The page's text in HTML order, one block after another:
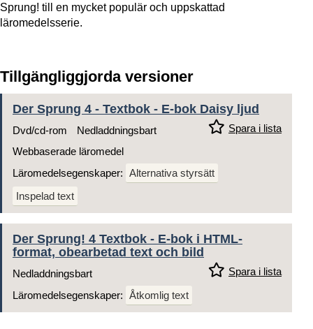
Sprung! till en mycket populär och uppskattad
läromedelsserie.
Tillgängliggjorda versioner
Der Sprung 4 - Textbok - E-bok Daisy ljud
Spara i lista
Dvd/cd-rom
Nedladdningsbart
Webbaserade läromedel
Läromedelsegenskaper: Alternativa styrsätt
Inspelad text
Der Sprung! 4 Textbok - E-bok i HTML-
format, obearbetad text och bild
Spara i lista
Nedladdningsbart
Läromedelsegenskaper: Åtkomlig text